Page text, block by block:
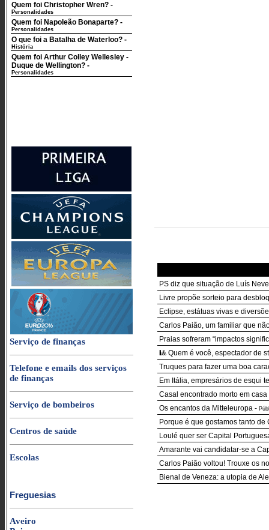
Quem foi Christopher Wren? -
Personalidades
Quem foi Napoleão Bonaparte? -
Personalidades
O que foi a Batalha de Waterloo? -
História
Quem foi Arthur Colley Wellesley -
Duque de Wellington? -
Personalidades
Serviço de finanças
Telefone e emails dos serviços
de finanças
Serviço de bombeiros
Centros de saúde
Escolas
Freguesias
Aveiro
PS diz que situação de Luís
Livre propõe sorteio para
Eclipse, estátuas vivas e
Carlos Paião, um familiar que
Praias sofreram “impactos
🎱 Quem é você, espectador de
Truques para fazer uma boa
Em Itália, empresários de esqui
Casal encontrado morto em casa
Os encantos da Mitteleuropa -
Porque é que gostamos tanto
Loulé quer ser Capital
Amarante vai candidatar-se a
Carlos Paião voltou! Trouxe os
Bienal de Veneza: a utopia de